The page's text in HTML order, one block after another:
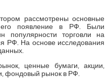
рассмотрены основные
появление в РФ. Были
популярности торговли на
РФ. На основе исследования
ценные бумаги, акции,
фондовый рынок в РФ.